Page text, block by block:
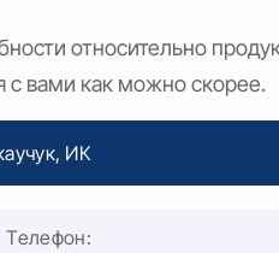
относительно
вами как можно скорее.